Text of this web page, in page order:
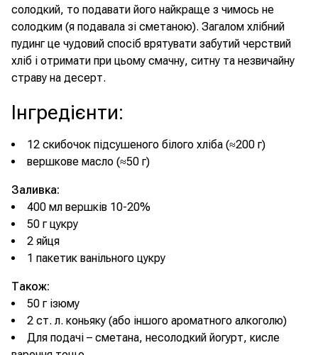
солодкий, то подавати його найкраще з чимось не
солодким (я подавала зі сметаною). Загалом хлібний
пудинг це чудовий спосіб врятувати забутий черствий
хліб і отримати при цьому смачну, ситну та незвичайну
страву на десерт.
Інгредієнти:
12 скибочок підсушеного білого хліба (≈200 г)
вершкове масло (≈50 г)
Заливка:
400 мл вершків 10-20%
50 г цукру
2 яйця
1 пакетик ванільного цукру
Також:
50 г ізюму
2 ст. л. коньяку (або іншого ароматного алкоголю)
Для подачі – сметана, несолодкий йогурт, кисле